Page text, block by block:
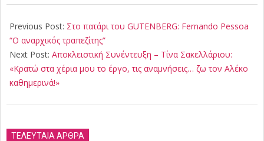
05-
10
Previous Post: Στο πατάρι του GUTENBERG: Fernando Pessoa
“Ο αναρχικός τραπεζίτης”
Next Post: Αποκλειστική Συνέντευξη – Τίνα Σακελλάριου:
«Κρατώ στα χέρια μου το έργο, τις αναμνήσεις… ζω τον Αλέκο
καθημερινά!»
ΤΕΛΕΥΤΑΙΑ ΑΡΘΡΑ